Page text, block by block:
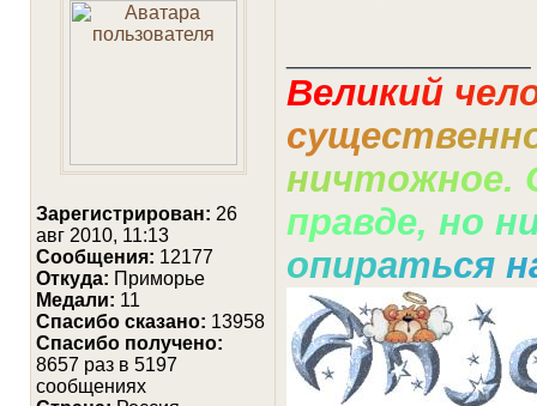
Зарегистрирован: 26
авг 2010, 11:13
Сообщения: 12177
Откуда: Приморье
Медали: 11
Cпасибо сказано: 13958
Спасибо получено:
8657 раз в 5197
сообщениях
Великий чел
существенн
ничтожное.
правде, но н
опираться н